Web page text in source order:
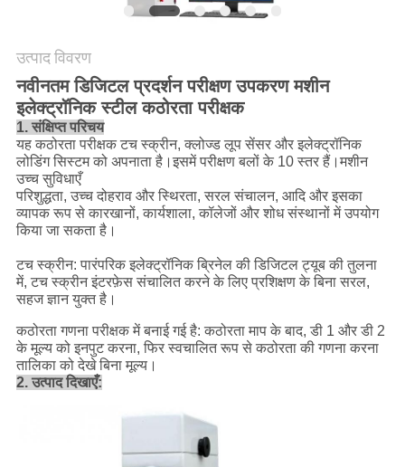
उत्पाद विवरण
नवीनतम डिजिटल प्रदर्शन परीक्षण उपकरण मशीन
इलेक्ट्रॉनिक स्टील कठोरता परीक्षक
1. संक्षिप्त परिचय
यह कठोरता परीक्षक टच स्क्रीन, क्लोज्ड लूप सेंसर और इलेक्ट्रॉनिक
लोडिंग सिस्टम को अपनाता है।इसमें परीक्षण बलों के 10 स्तर हैं।मशीन
उच्च सुविधाएँ
परिशुद्धता, उच्च दोहराव और स्थिरता, सरल संचालन, आदि और इसका
व्यापक रूप से कारखानों, कार्यशाला, कॉलेजों और शोध संस्थानों में उपयोग
किया जा सकता है।
टच स्क्रीन: पारंपरिक इलेक्ट्रॉनिक ब्रिनेल की डिजिटल ट्यूब की तुलना
में, टच स्क्रीन इंटरफ़ेस संचालित करने के लिए प्रशिक्षण के बिना सरल,
सहज ज्ञान युक्त है।
कठोरता गणना परीक्षक में बनाई गई है: कठोरता माप के बाद, डी 1 और डी 2
के मूल्य को इनपुट करना, फिर स्वचालित रूप से कठोरता की गणना करना
तालिका को देखे बिना मूल्य।
2. उत्पाद दिखाएँ: